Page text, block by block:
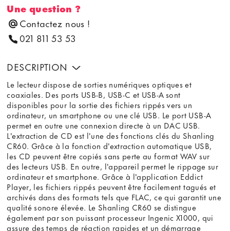
Une question ?
Contactez nous !
021 811 53 53
DESCRIPTION
Le lecteur dispose de sorties numériques optiques et
coaxiales. Des ports USB-B, USB-C et USB-A sont
disponibles pour la sortie des fichiers rippés vers un
ordinateur, un smartphone ou une clé USB. Le port USB-A
permet en outre une connexion directe à un DAC USB.
L'extraction de CD est l'une des fonctions clés du Shanling
CR60. Grâce à la fonction d'extraction automatique USB,
les CD peuvent être copiés sans perte au format WAV sur
des lecteurs USB. En outre, l'appareil permet le rippage sur
ordinateur et smartphone. Grâce à l'application Eddict
Player, les fichiers rippés peuvent être facilement tagués et
archivés dans des formats tels que FLAC, ce qui garantit une
qualité sonore élevée. Le Shanling CR60 se distingue
également par son puissant processeur Ingenic X1000, qui
assure des temps de réaction rapides et un démarrage